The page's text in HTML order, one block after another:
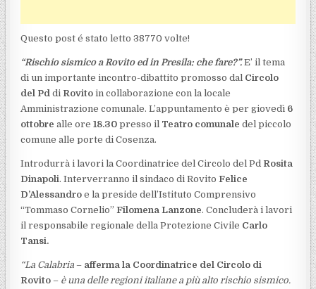
Questo post é stato letto 38770 volte!
“Rischio sismico a Rovito ed in Presila: che fare?”.E’ il tema
di un importante incontro-dibattito promosso dal Circolo
del Pd di Rovito in collaborazione con la locale
Amministrazione comunale. L’appuntamento è per giovedì 6
ottobre alle ore 18.30 presso il Teatro comunale del piccolo
comune alle porte di Cosenza.
Introdurrà i lavori la Coordinatrice del Circolo del Pd Rosita
Dinapoli. Interverranno il sindaco di RovitoFelice
D’Alessandro e la preside dell’Istituto Comprensivo
“Tommaso Cornelio”Filomena Lanzone. Concluderà i lavori
il responsabile regionale della Protezione Civile Carlo
Tansi.
“La Calabria – afferma la Coordinatrice del Circolo di
Rovito– è una delle regioni italiane a più alto rischio sismico.